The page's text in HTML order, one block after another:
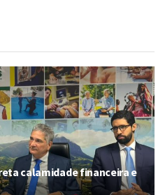
calamidade financeira e